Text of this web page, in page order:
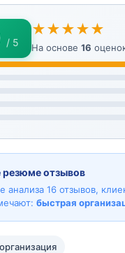
/ 5
★★★★★
На основе 16
резюме отзывов
анализа 16 отзывов,
быстрая